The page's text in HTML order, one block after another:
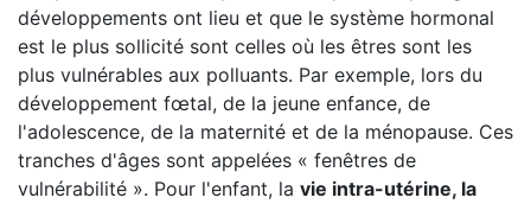
développements ont lieu et que le système hormonal
est le plus sollicité sont celles où les êtres sont les
plus vulnérables aux polluants. Par exemple, lors du
développement fœtal, de la jeune enfance, de
l'adolescence, de la maternité et de la ménopause. Ces
tranches d'âges sont appelées « fenêtres de
vulnérabilité ». Pour l'enfant, la vie intra-utérine, la